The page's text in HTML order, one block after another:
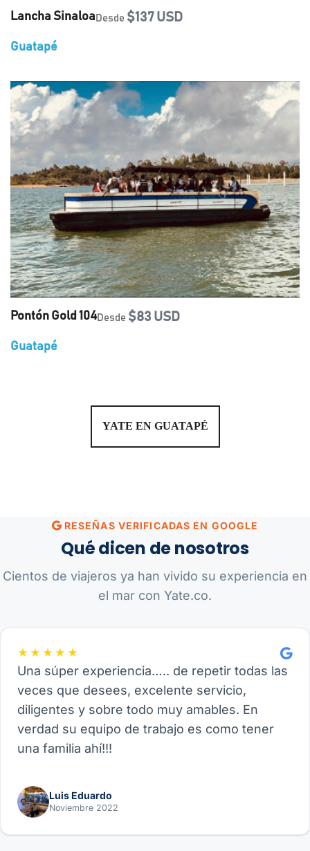
Lancha Sinaloa Desde $137 USD
Guatapé
Pontón Gold 104Desde $83 USD
Guatapé
YATE EN GUATAPÉ
RESEÑAS VERIFICADAS EN GOOGLE
Qué dicen de nosotros
Cientos de viajeros ya han vivido su experiencia en
el mar con Yate.co.
★★★★★
Una súper experiencia….. de repetir todas las
veces que desees, excelente servicio,
diligentes y sobre todo muy amables. En
verdad su equipo de trabajo es como tener
una familia ahí!!!
Luis Eduardo
Noviembre 2022